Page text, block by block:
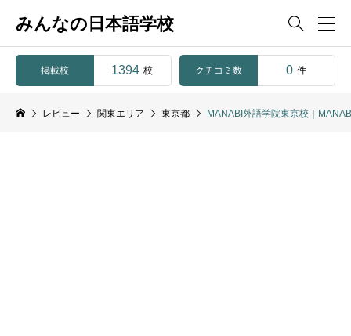
みんなの日本語学校 
掲載校 1394 校 クチコミ数 0 件
レビュー 関東エリア 東京都 MANABI外語学院東京校｜